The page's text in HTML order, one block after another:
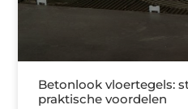
Betonlook vloertegels:
praktische voordelen